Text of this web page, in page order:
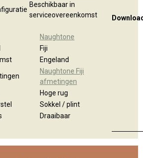
Beschikbaar in
serviceovereenkomst
Naughtone
Fiji
Engeland
Naughtone Fiji
afmetingen
Hoge rug
Sokkel / plint
Draaibaar